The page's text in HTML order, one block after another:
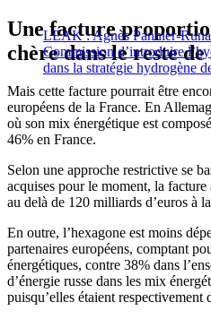
LEAK : Agnès Pannier-
Commission d’introduire
dans la stratégie hydrogène
Une facture
chère dans le reste de
Mais cette facture pourrait être
européens de la France. En
où son mix énergétique est
46% en France.
Selon une approche restrictive se
acquises pour le moment, la
au delà de 120 milliards d’euros à
En outre, l’hexagone est moins
partenaires européens, comptant
énergétiques, contre 38% dans
d’énergie russe dans les mix
puisqu’elles étaient respectivement